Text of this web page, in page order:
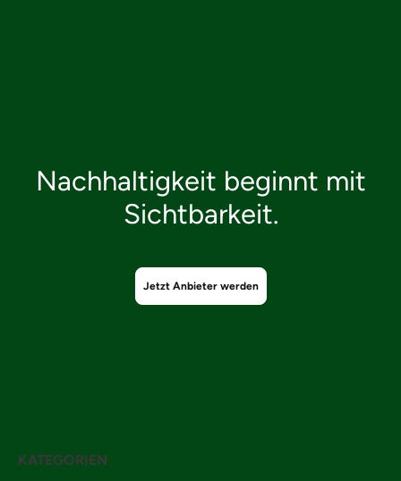
Nachhaltigkeit beginnt mit
Sichtbarkeit.
Jetzt Anbieter werden
KATEGORIEN